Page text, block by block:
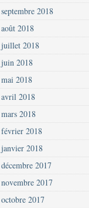
septembre 2018
août 2018
juillet 2018
juin 2018
mai 2018
avril 2018
mars 2018
février 2018
janvier 2018
décembre 2017
novembre 2017
octobre 2017